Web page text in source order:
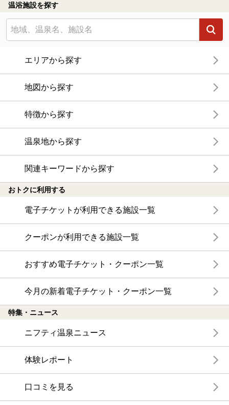
温浴施設を探す
エリアから探す
地図から探す
特徴から探す
温泉地から探す
関連キーワードから探す
おトクに利用する
電子チケットが利用できる施設一覧
クーポンが利用できる施設一覧
おすすめ電子チケット・クーポン一覧
今月の新着電子チケット・クーポン一覧
特集・ニュース
ニフティ温泉ニュース
体験レポート
口コミを見る